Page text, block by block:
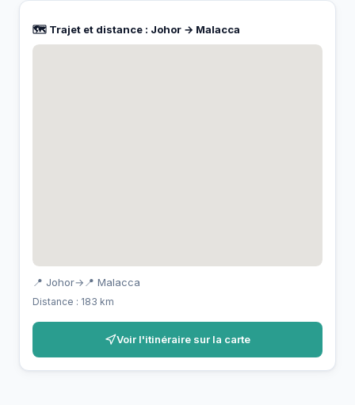
🗺️ Trajet et distance : Johor → Malacca
📍 Johor→ 📍 Malacca
Distance : 183 km
Voir l'itinéraire sur la carte